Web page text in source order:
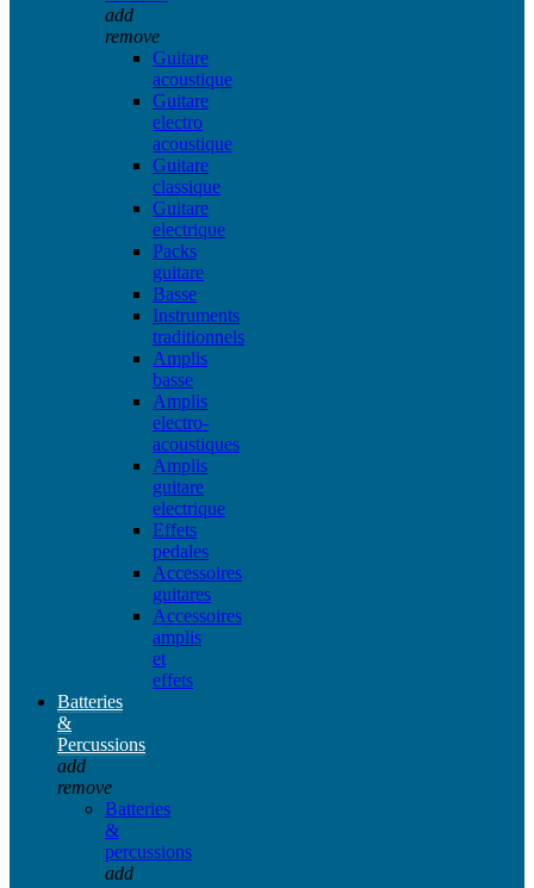
add
remove
Guitare
acoustique
Guitare
electro
acoustique
Guitare
classique
Guitare
electrique
Packs
guitare
Basse
Instruments
traditionnels
Amplis
basse
Amplis
electro-
acoustiques
Amplis
guitare
electrique
Effets
pedales
Accessoires
guitares
Accessoires
amplis
et
effets
Batteries
&
Percussions
add
remove
Batteries
&
percussions
add